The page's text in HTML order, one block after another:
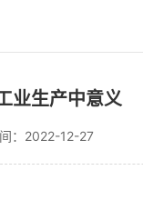
业生产中意义
：2022-12-27